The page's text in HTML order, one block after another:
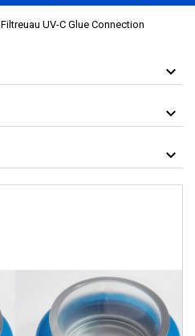
Filtreuau UV-C Glue Connection